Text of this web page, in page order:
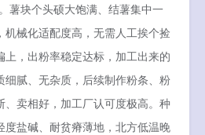
薯块个头硕大饱满、结薯集中一
机械化适配度高，无需人工挨个捡
，出粉率稳定达标，加工出来的
细腻、无杂质，后续制作粉条、粉
、卖相好，加工厂认可度极高。种
度盐碱、耐贫瘠薄地，北方低温晚